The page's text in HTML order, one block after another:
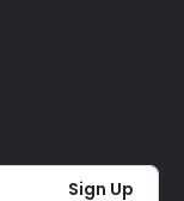
Sign Up